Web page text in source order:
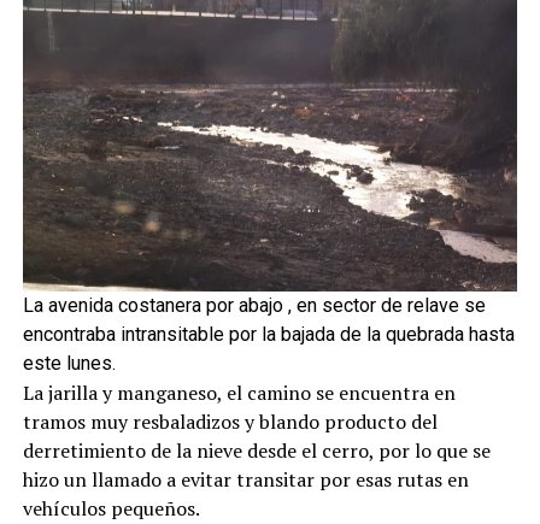
La avenida costanera por abajo , en sector de relave se
encontraba intransitable por la bajada de la quebrada hasta
este lunes.
La jarilla y manganeso, el camino se encuentra en
tramos muy resbaladizos y blando producto del
derretimiento de la nieve desde el cerro, por lo que se
hizo un llamado a evitar transitar por esas rutas en
vehículos pequeños.